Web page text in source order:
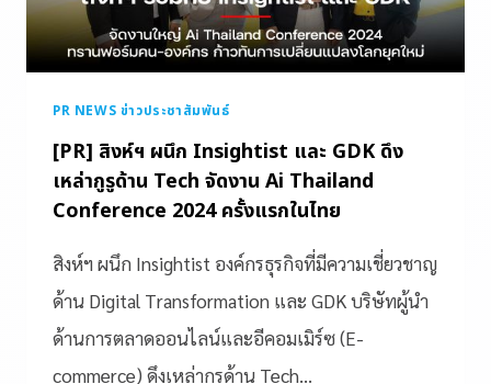
PR NEWS ข่าวประชาสัมพันธ์
[PR] สิงห์ฯ ผนึก Insightist และ GDK ดึง
เหล่ากูรูด้าน Tech จัดงาน Ai Thailand
Conference 2024 ครั้งแรกในไทย
สิงห์ฯ ผนึก Insightist องค์กรธุรกิจที่มีความเชี่ยวชาญ
ด้าน Digital Transformation และ GDK บริษัทผู้นำ
ด้านการตลาดออนไลน์และอีคอมเมิร์ซ (E-
commerce) ดึงเหล่ากูรูด้าน Tech…